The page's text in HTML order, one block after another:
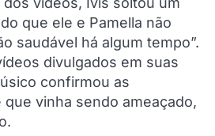
que ele e Pamella não
saudável há algum tempo”.
divulgados em suas
confirmou as
vinha sendo ameaçado,